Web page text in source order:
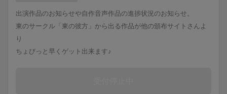
出演作品のお知らせや自作音声作品の進捗状況のお知らせ。
東のサークル「東の彼方」から出る作品が他の頒布サイトさんよ
り
ちょびっと早くゲット出来ます♪